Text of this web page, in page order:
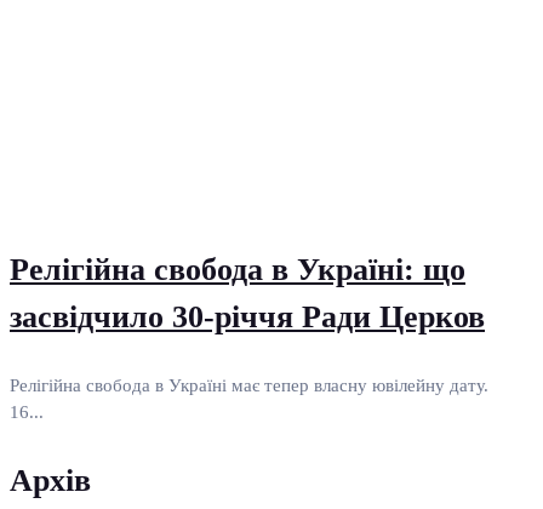
Релігійна свобода в Україні: що
засвідчило 30-річчя Ради Церков
Релігійна свобода в Україні має тепер власну ювілейну дату.
16...
Архів